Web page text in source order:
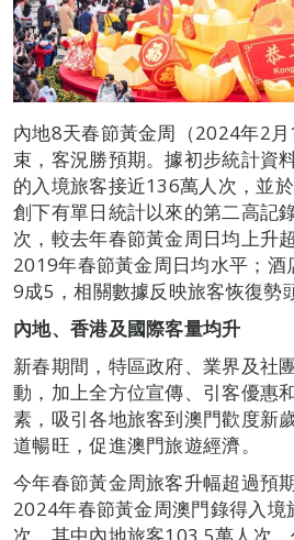
內地8天春節黃金周（2024年2
束，客況勝預期。據初步統計資
的入境旅客接近136萬人次，並
創下有單日統計以來的第二高記
次，較去年春節黃金周日均上升
2019年春節黃金周日均水平；酒
9成5，相關數據反映旅客恢復勢
內地、香港及國際客量均升
新春期間，特區政府、業界及社
動，加上全方位宣傳、引客優惠
素，吸引各地旅客到澳門歡度新
道暢旺，促進澳門旅遊經濟。
今年春節黃金周旅客升幅超過預
2024年春節黃金周澳門錄得入境
次，其中內地旅客103.5萬人次